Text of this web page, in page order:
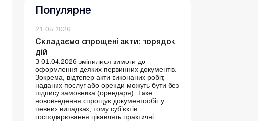
Популярне
21.05.2026
Складаємо спрощені акти: порядок
дій
З 01.04.2026 змінилися вимоги до
оформлення деяких первинних документів.
Зокрема, відтепер акти виконаних робіт,
наданих послуг або оренди можуть бути без
підпису замовника (орендаря). Таке
нововведення спрощує документообіг у
певних випадках, тому суб’єктів
господарювання цікавлять практичні ...